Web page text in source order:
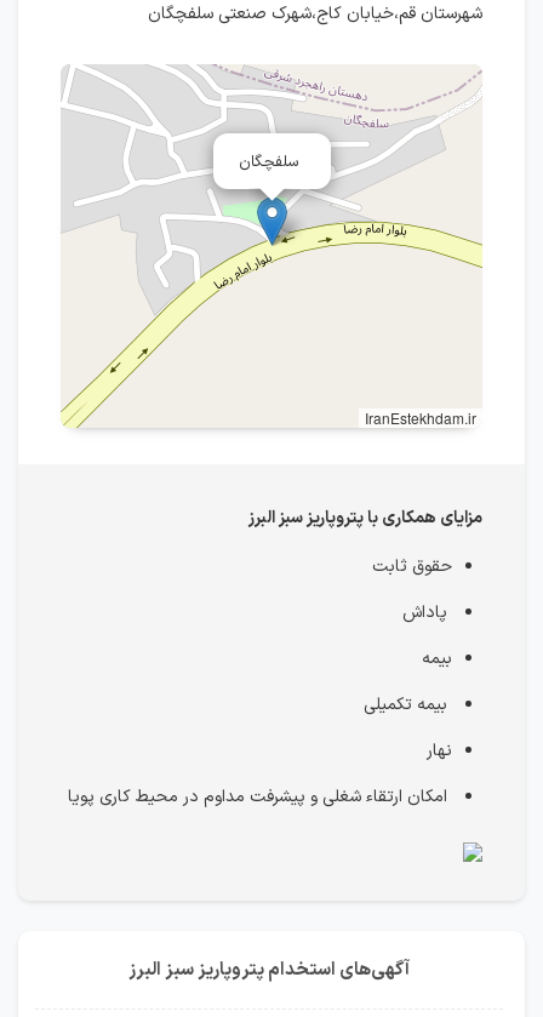
شهرستان قم،خیابان کاج،شهرک صنعتی سلفچگان
سلفچگان
IranEstekhdam.ir
مزایای همکاری با پتروپاریز سبز البرز
حقوق ثابت
پاداش
بیمه
بیمه تکمیلی
نهار
امکان ارتقاء شغلی و پیشرفت مداوم در محیط کاری پویا
آگهی‌های استخدام پتروپاریز سبز البرز